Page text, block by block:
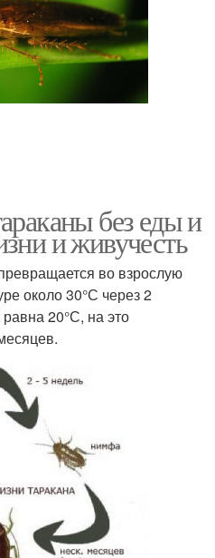
без еды и
и живучесть
во взрослую
около 30°С через 2
20°С, на это